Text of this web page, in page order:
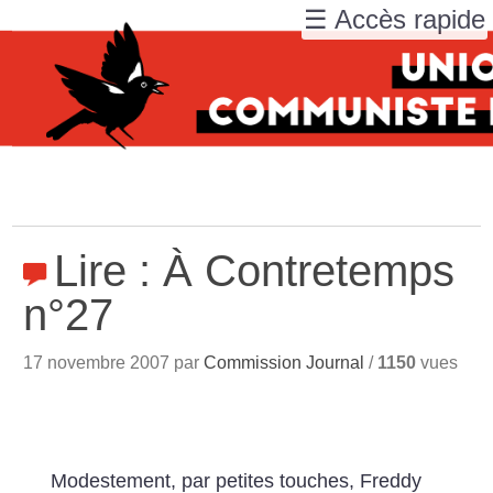
Lire : À Contretemps
n°27
17 novembre 2007 parCommission Journal / 1150 vues
Modestement, par petites touches, Freddy
☰ Accès rapide